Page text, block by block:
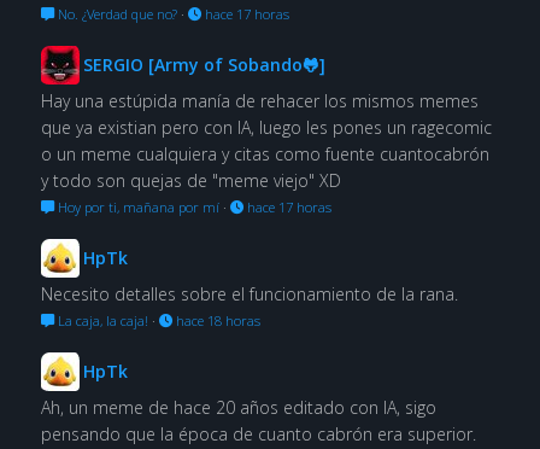
No. ¿Verdad que no?· hace 17 horas
SERGIO [Army of Sobando🐸]
Hay una estúpida manía de rehacer los mismos memes
que ya existian pero con IA, luego les pones un ragecomic
o un meme cualquiera y citas como fuente cuantocabrón
y todo son quejas de "meme viejo" XD
Hoy por ti, mañana por mí· hace 17 horas
HpTk
Necesito detalles sobre el funcionamiento de la rana.
La caja, la caja! · hace 18 horas
HpTk
Ah, un meme de hace 20 años editado con IA, sigo
pensando que la época de cuanto cabrón era superior.